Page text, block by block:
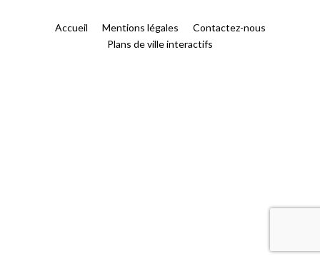
Accueil Mentions légales
Contactez-nous
Plans de ville interactifs